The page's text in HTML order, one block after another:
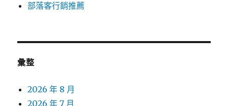
部落客行銷推薦
彙整
2026 年 8 月
2026 年 7 月